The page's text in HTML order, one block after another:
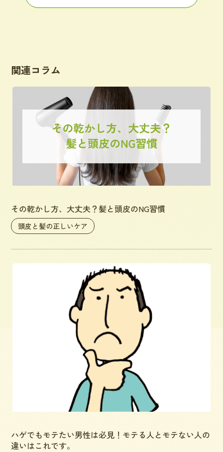
関連コラム
その乾かし方、大丈夫？髪と頭皮のNG習慣
頭皮と髪の正しいケア
ハゲでもモテたい男性は必見！モテる人とモテない人の
違いはこれです。